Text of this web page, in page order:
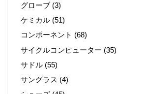
グローブ (3)
ケミカル (51)
コンポーネント (68)
サイクルコンピューター (35)
サドル (55)
サングラス (4)